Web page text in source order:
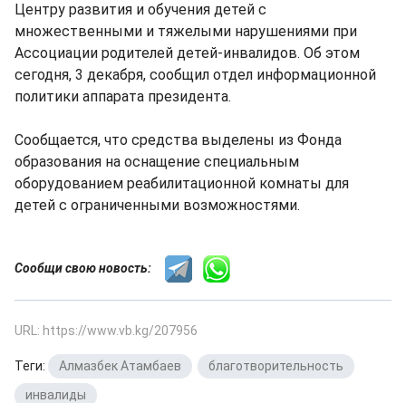
Центру развития и обучения детей с
множественными и тяжелыми нарушениями при
Ассоциации родителей детей-инвалидов. Об этом
сегодня, 3 декабря, сообщил отдел информационной
политики аппарата президента.
Сообщается, что средства выделены из Фонда
образования на оснащение специальным
оборудованием реабилитационной комнаты для
детей с ограниченными возможностями.
Сообщи свою новость:
URL: https://www.vb.kg/207956
Теги: Алмазбек Атамбаев благотворительность
инвалиды